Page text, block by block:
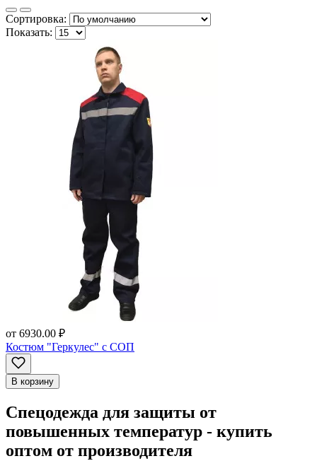
Сортировка:
Показать:
от 6930.00 ₽
Костюм "Геркулес" с СОП
В корзину
Спецодежда для защиты от
повышенных температур - купить
оптом от производителя